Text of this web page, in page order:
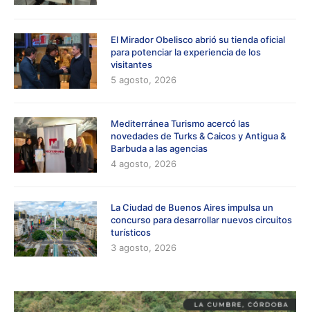
El Mirador Obelisco abrió su tienda oficial
para potenciar la experiencia de los
visitantes
5 agosto, 2026
Mediterránea Turismo acercó las
novedades de Turks & Caicos y Antigua &
Barbuda a las agencias
4 agosto, 2026
La Ciudad de Buenos Aires impulsa un
concurso para desarrollar nuevos circuitos
turísticos
3 agosto, 2026